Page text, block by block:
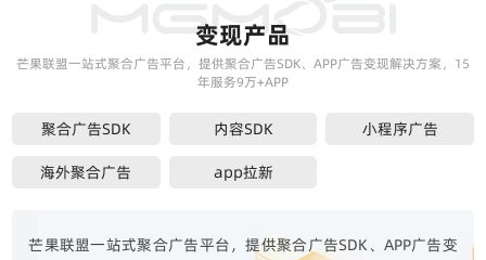
变现产品
芒果联盟一站式聚合广告平台，提供聚合广告SDK、APP广告变现解决方案，15
年服务9万+APP
聚合广告SDK 内容SDK
小程序广告
海外聚合广告
app拉新
芒果联盟一站式聚合广告平台，提供聚合广告SDK、APP广告变